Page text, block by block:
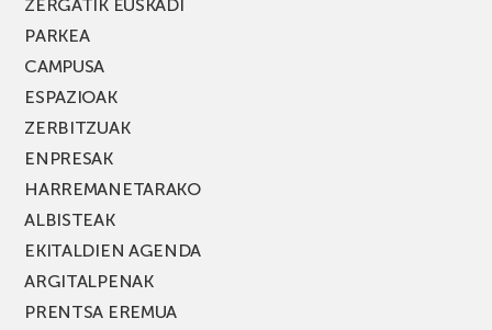
ZERGATIK EUSKADI
PARKEA
CAMPUSA
ESPAZIOAK
ZERBITZUAK
ENPRESAK
HARREMANETARAKO
ALBISTEAK
EKITALDIEN AGENDA
ARGITALPENAK
PRENTSA EREMUA